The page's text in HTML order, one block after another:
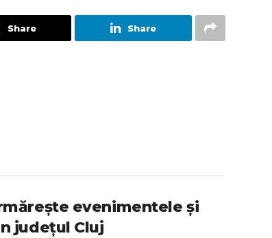
Share Share
evenimentele și
județul Cluj